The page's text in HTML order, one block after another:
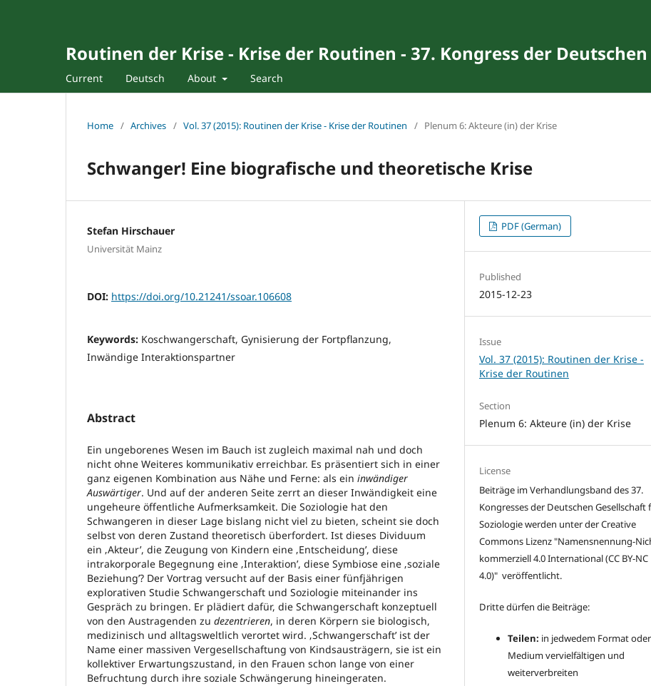
Routinen der Krise - Krise der Routinen - 37. Kongress der
Current Deutsch About Search
Home / Archives / Vol. 37 (2015): Routinen der Krise - Krise der Routinen / Plenum 6: Akteure (in) der Krise
Schwanger! Eine biografische und theoretische Krise
Stefan Hirschauer
Universität Mainz
DOI: https://doi.org/10.21241/ssoar.106608
Keywords: Koschwangerschaft, Gynisierung der Fortpflanzung,
Inwändige Interaktionspartner
Abstract
Ein ungeborenes Wesen im Bauch ist zugleich maximal nah und doch
nicht ohne Weiteres kommunikativ erreichbar. Es präsentiert sich in einer
ganz eigenen Kombination aus Nähe und Ferne: als ein inwändiger
Auswärtiger. Und auf der anderen Seite zerrt an dieser Inwändigkeit eine
ungeheure öffentliche Aufmerksamkeit. Die Soziologie hat den
Schwangeren in dieser Lage bislang nicht viel zu bieten, scheint sie doch
selbst von deren Zustand theoretisch überfordert. Ist dieses Dividuum
ein ‚Akteur’, die Zeugung von Kindern eine ‚Entscheidung’, diese
intrakorporale Begegnung eine ‚Interaktion’, diese Symbiose eine ‚soziale
Beziehung’? Der Vortrag versucht auf der Basis einer fünfjährigen
explorativen Studie Schwangerschaft und Soziologie miteinander ins
Gespräch zu bringen. Er plädiert dafür, die Schwangerschaft konzeptuell
von den Austragenden zu dezentrieren, in deren Körpern sie biologisch,
medizinisch und alltagsweltlich verortet wird. ‚Schwangerschaft’ ist der
Name einer massiven Vergesellschaftung von Kindsaus­trägern, sie ist ein
kollektiver Erwartungszustand, in den Frauen schon lange von einer
Befruchtung durch ihre soziale Schwängerung hineingeraten.
PDF (German)
Published
2015-12-23
Issue
Vol. 37 (2015): Routinen der Krise -
Krise der Routinen
Section
Plenum 6: Akteure (in) der Krise
License
Beiträge im Verhandlungsband des 37.
Kongresses der Deutschen Gesellschaft
Soziologie werden unter der Creative
Commons Lizenz "Namensnennung-
kommerziell 4.0 International(CC BY-NC
4.0)" veröffentlicht.
Dritte dürfen die Beiträge:
Teilen: in jedwedem Format oder
Medium vervielfältigen und
weiterverbreiten